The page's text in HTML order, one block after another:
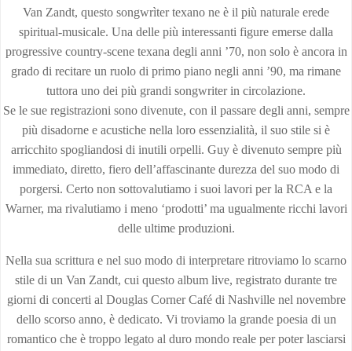
Van Zandt, questo songwrìter texano ne è il più naturale erede
spiritual-musicale. Una delle più interessanti figure emerse dalla
progressive country-scene texana degli anni ’70, non solo è ancora in
grado di recitare un ruolo di primo piano negli anni ’90, ma rimane
tuttora uno dei più grandi songwriter in circolazione.
Se le sue registrazioni sono divenute, con il passare degli anni, sempre
più disadorne e acustiche nella loro essenzialità, il suo stile si è
arricchito spogliandosi di inutili orpelli. Guy è divenuto sempre più
immediato, diretto, fiero dell’affascinante durezza del suo modo di
porgersi. Certo non sottovalutiamo i suoi lavori per la RCA e la
Warner, ma rivalutiamo i meno ‘prodotti’ ma ugualmente ricchi lavori
delle ultime produzioni.
Nella sua scrittura e nel suo modo di interpretare ritroviamo lo scarno
stile di un Van Zandt, cui questo album live, registrato durante tre
giorni di concerti al Douglas Corner Café di Nashville nel novembre
dello scorso anno, è dedicato. Vi troviamo la grande poesia di un
romantico che è troppo legato al duro mondo reale per poter lasciarsi